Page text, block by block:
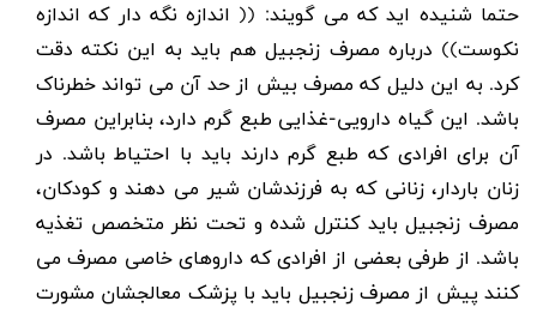
حتما شنیده اید که می گویند: (( اندازه نگه دار که اندازه
نکوست)) درباره مصرف زنجبیل هم باید به این نکته دقت
کرد. به این دلیل که مصرف بیش از حد آن می تواند خطرناک
باشد. این گیاه دارویی-غذایی طبع گرم دارد، بنابراین مصرف
آن برای افرادی که طبع گرم دارند باید با احتیاط باشد. در
زنان باردار، زنانی که به فرزندشان شیر می دهند و کودکان،
مصرف زنجبیل باید کنترل شده و تحت نظر متخصص تغذیه
باشد. از طرفی بعضی از افرادی که داروهای خاصی مصرف می
کنند پیش از مصرف زنجبیل باید با پزشک معالجشان مشورت